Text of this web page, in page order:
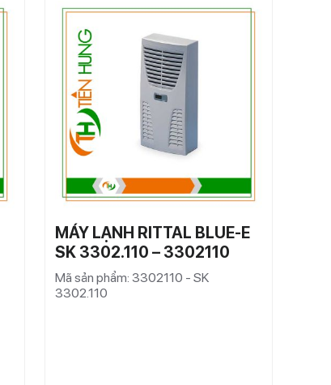
MÁY LẠNH RITTAL BLUE-E
SK 3302.110 – 3302110
Mã sản phẩm: 3302110 - SK
3302.110